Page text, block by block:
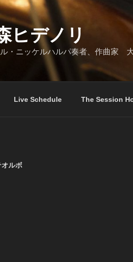
ヒデノリ
・ニッケルハルパ奏者、作曲家
Live Schedule The Session
オルボ